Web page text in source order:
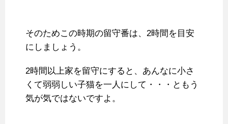
そのためこの時期の留守番は、2時間を目安
にしましょう。
2時間以上家を留守にすると、あんなに小さ
くて弱弱しい子猫を一人にして・・・ともう
気が気ではないですよ。